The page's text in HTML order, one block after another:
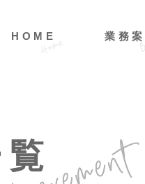
HOME 業務案